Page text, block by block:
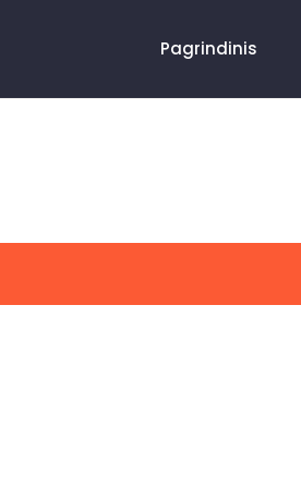
Pagrindinis